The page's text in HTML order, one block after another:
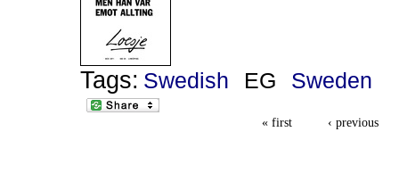
Tags: Swedish EG Sweden
« first ‹ previous